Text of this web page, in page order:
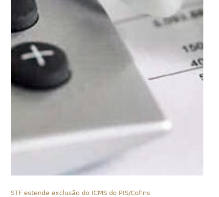
STF estende exclusão do ICMS do PIS/Cofins